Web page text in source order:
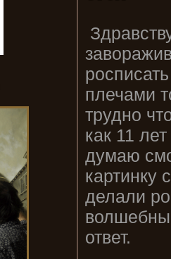
плечами
трудно
как 11
думаю
картинку
делали
ответ.